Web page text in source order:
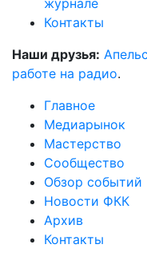
журнале
Контакты
Наши друзья:
работе на радио.
Главное
Медиарынок
Мастерство
Сообщество
Обзор событий
Новости ФКК
Архив
Контакты